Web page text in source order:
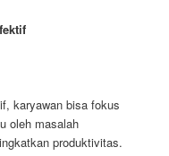
karyawan bisa fokus
oleh masalah
produktivitas.